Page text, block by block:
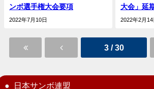
ンボ選手権大会要項
2022年7月10日
大会」延
2022年2月14
3 / 30
日本サンボ連盟